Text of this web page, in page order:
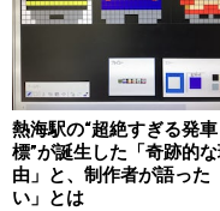
熱海駅の“超絶すぎる発車
標”が誕生した「奇跡的
由」と、制作者が語った
い」とは